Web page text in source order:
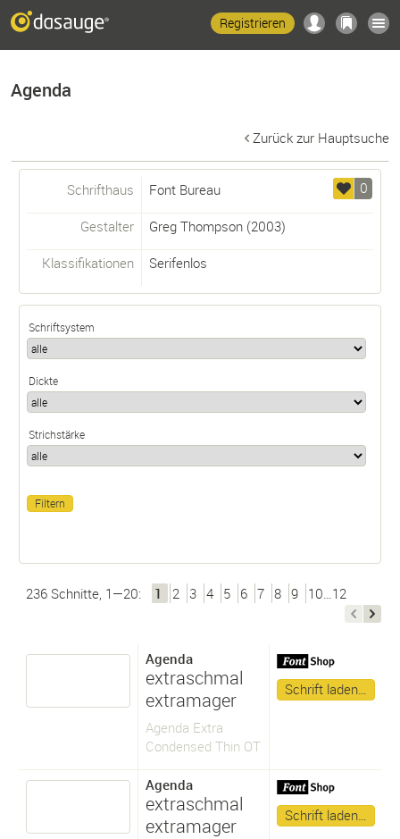
Registrieren
Agenda
Zurück zur Hauptsuche
0
Schrifthaus Font Bureau
Gestalter Greg Thompson(2003)
Klassifikationen Serifenlos
Schriftsystem
Dickte
Strichstärke
236 Schnitte, 1—20: 1 2 3 4 5 6 7 8 9 10…12
Agenda
extraschmal
extramager
Agenda Extra
Condensed Thin OT
Schrift laden…
Agenda
extraschmal
extramager
Schrift laden…